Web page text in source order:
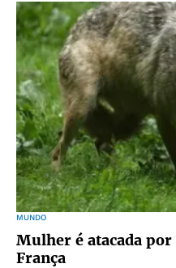
MUNDO
Mulher é atacada
França